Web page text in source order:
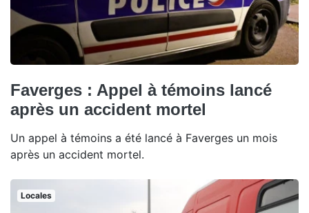
Faverges : Appel à témoins lancé
après un accident mortel
Un appel à témoins a été lancé à Faverges un mois
après un accident mortel.
Locales